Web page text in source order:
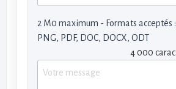
2 M0 maximum - Formats acceptés :
PNG, PDF, DOC, DOCX, ODT
4 000